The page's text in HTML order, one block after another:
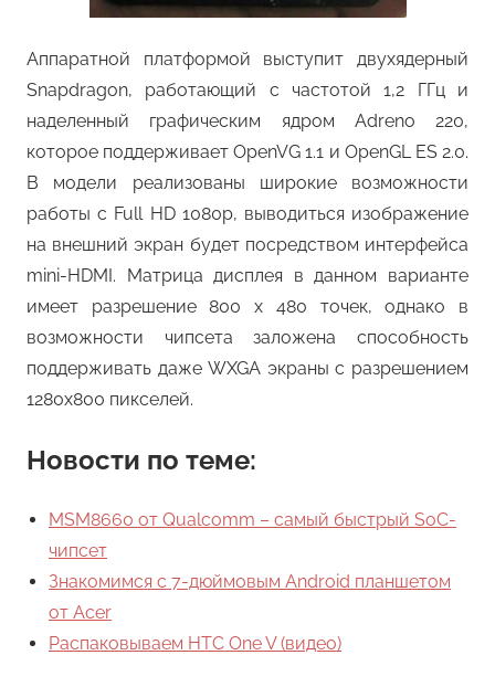
Аппаратной платформой выступит двухядерный
Snapdragon, работающий с частотой 1,2 ГГц и
наделенный графическим ядром Adreno 220,
которое поддерживает OpenVG 1.1 и OpenGL ES 2.0.
В модели реализованы широкие возможности
работы с Full HD 1080p, выводиться изображение
на внешний экран будет посредством интерфейса
mini-HDMI. Матрица дисплея в данном варианте
имеет разрешение 800 х 480 точек, однако в
возможности чипсета заложена способность
поддерживать даже WXGA экраны с разрешением
1280х800 пикселей.
Новости по теме:
MSM8660 от Qualcomm – самый быстрый SoC-
чипсет
Знакомимся с 7-дюймовым Android планшетом
от Acer
Распаковываем HTC One V (видео)